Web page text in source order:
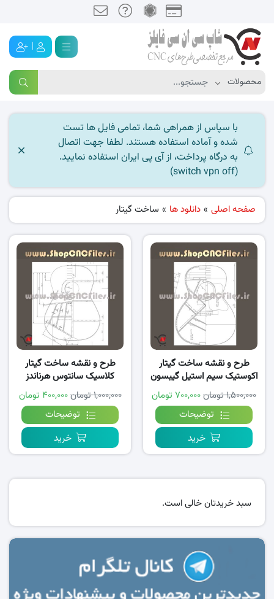
|
با سپاس از همراهی شما، تمامی فایل ها تست
شده و آماده استفاده هستند. لطفا جهت اتصال
به درگاه پرداخت، از آی پی ایران استفاده نمایید.
(switch vpn off)
صفحه اصلی » دانلود ها » ساخت گیتار
طرح و نقشه ساخت گیتار
اکوستیک سیم استیل گیبسون
۱,۵۰۰,۰۰۰ تومان
۷۰۰,۰۰۰ تومان
توضیحات
خرید
طرح و نقشه ساخت گیتار
کلاسیک سانتوس هرناندز
۱,۰۰۰,۰۰۰ تومان
۴۰۰,۰۰۰ تومان
توضیحات
خرید
سبد خریدتان خالی است.